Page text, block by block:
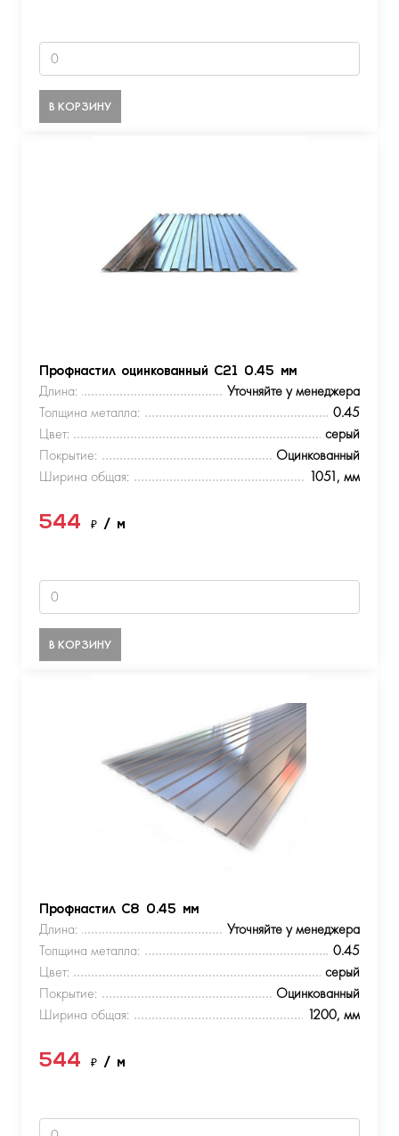
В КОРЗИНУ
Профнастил оцинкованный С21 0.45 мм
Длина:
Уточняйте у менеджера
Толщина металла:
0.45
Цвет:
серый
Покрытие:
Оцинкованный
Ширина общая:
1051, мм
544 ₽ / м
В КОРЗИНУ
Профнастил С8 0.45 мм
Длина:
Уточняйте у менеджера
Толщина металла:
0.45
Цвет:
серый
Покрытие:
Оцинкованный
Ширина общая:
1200, мм
544 ₽ / м